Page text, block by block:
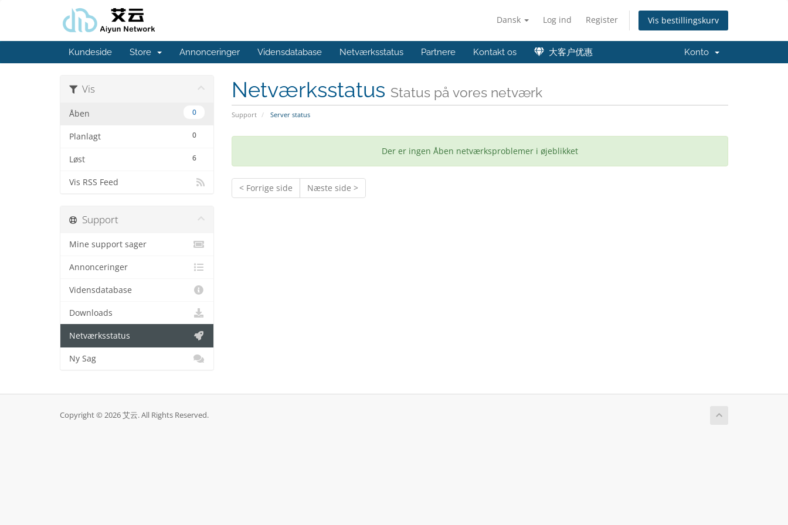
Dansk Log ind Register Vis bestillingskurv
Kundeside Store Annonceringer Vidensdatabase Netværksstatus Partnere Kontakt os 大客户优惠 Konto
Netværksstatus Status på vores netværk
Support Server status
Vis
0
Åben
0
Planlagt
6
Løst
Vis RSS Feed
Der er ingen Åben netværksproblemer i øjeblikket
< Forrige side Næste side >
Support
Mine support sager
Annonceringer
Vidensdatabase
Downloads
Netværksstatus
Ny Sag
Copyright © 2026 艾云. All Rights Reserved.